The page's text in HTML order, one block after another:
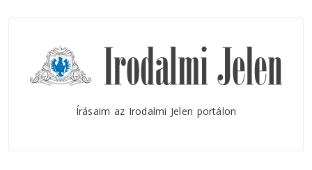
Írásaim az Irodalmi Jelen portálon